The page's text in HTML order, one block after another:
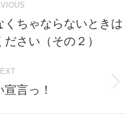
Previous
post:
ちゃならないときは
さい（その２）
Next言っ！